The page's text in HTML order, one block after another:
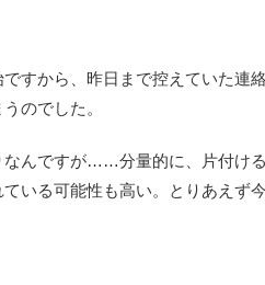
すから、昨日まで控えていた連
のでした。
んですが……分量的に、片付け
いる可能性も高い。とりあえず